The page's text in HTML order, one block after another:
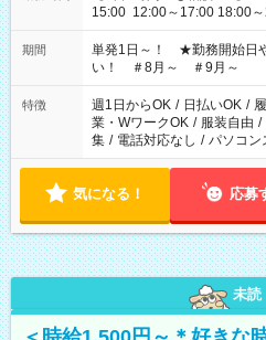
15:00 12:00～17:00 18:00～21:00 など こち
お気軽にご相談ください！
期間
単発1日～！ ★勤務開始日
い！ ＃8月～ ＃9月～
特徴 週1日からOK / 日払いOK /
業・WワークOK / 服装自由 /
集 / 電話対応なし / パソコン
気になる！ 応募
未読